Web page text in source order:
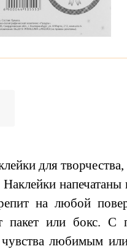
для
на любой
пакет или бокс.
любимым